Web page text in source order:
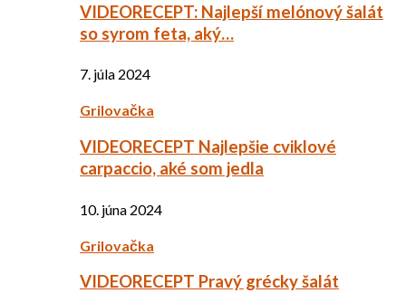
VIDEORECEPT: Najlepší melónový šalát
so syrom feta, aký…
7. júla 2024
Grilovačka
VIDEORECEPT Najlepšie cviklové
carpaccio, aké som jedla
10. júna 2024
Grilovačka
VIDEORECEPT Pravý grécky šalát